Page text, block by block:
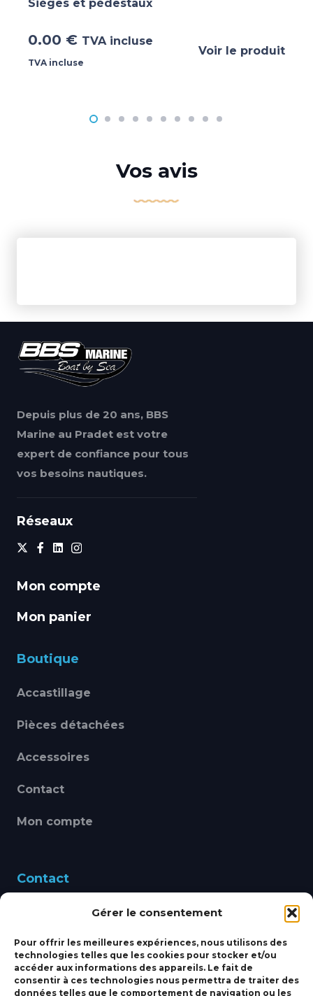
Gérer le consentement
Pour offrir les meilleures expériences, nous utilisons des
technologies telles que les cookies pour stocker et/ou
accéder aux informations des appareils. Le fait de
consentir à ces technologies nous permettra de traiter des
données telles que le comportement de navigation ou les
Sièges et pédestaux
0.00 € TVA incluse
TVA incluse
Voir le produit
Vos avis
Depuis plus de 20 ans, BBS
Marine au Pradet est votre
expert de confiance pour tous
vos besoins nautiques.
Réseaux
Mon compte
Mon panier
Boutique
Accastillage
Pièces détachées
Accessoires
Contact
Mon compte
Contact
460 Avenue Alain Le
bbsmarine@bbs-
marine.fr